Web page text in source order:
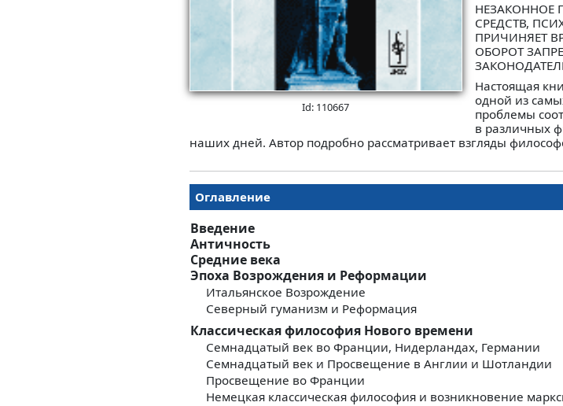
Id: 110667
НЕЗАКОННОЕ
СРЕДСТВ,
ПРИЧИНЯЕТ
ОБОРОТ
Настоящая
одной из
проблемы
в различных
наших дней. Автор подробно рассматривает взгляды
Оглавление
Введение
Античность
Средние века
Эпоха Возрождения и Реформации
Итальянское Возрождение
Северный гуманизм и Реформация
Классическая философия Нового времени
Семнадцатый век во Франции, Нидерландах, Германии
Семнадцатый век и Просвещение в Англии и Шотландии
Просвещение во Франции
Немецкая классическая философия и возникновение